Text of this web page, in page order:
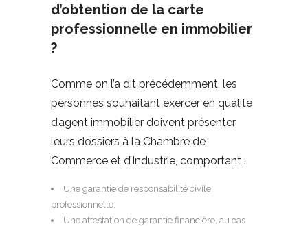
d’obtention de la carte
professionnelle en immobilier
?
Comme on l’a dit précédemment, les
personnes souhaitant exercer en qualité
d’agent immobilier doivent présenter
leurs dossiers à la Chambre de
Commerce et d’Industrie, comportant :
Une garantie de responsabilité civile
professionnelle,
Une attestation de garantie financière, au cas